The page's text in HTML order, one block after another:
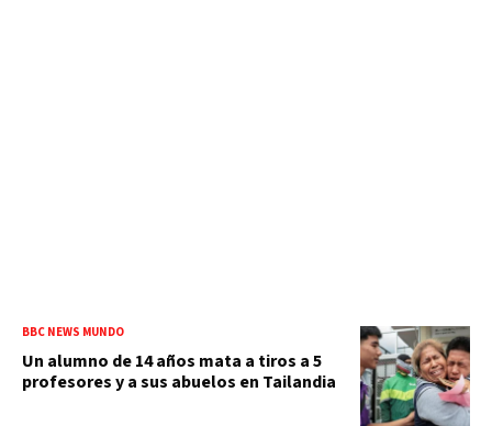
BBC NEWS MUNDO
Un alumno de 14 años mata a tiros a 5
profesores y a sus abuelos en Tailandia